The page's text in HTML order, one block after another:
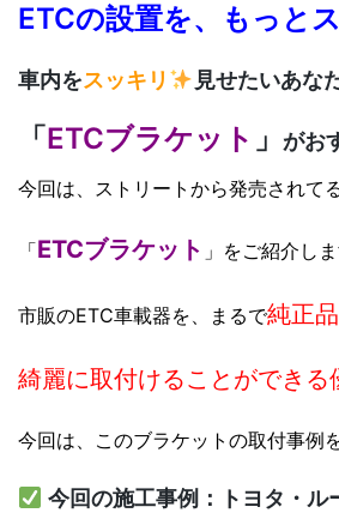
ETCの設置を、もっと
車内をスッキリ 見せたいあな
「ETCブラケット 」 がお
今回は、ストリートから発売されて
「ETCブラケット 」をご紹介し
市販のETC車載器を、まるで純正
綺麗に取付けることができる
今回は、このブラケットの取付事
今回の施工事例：トヨタ・ル